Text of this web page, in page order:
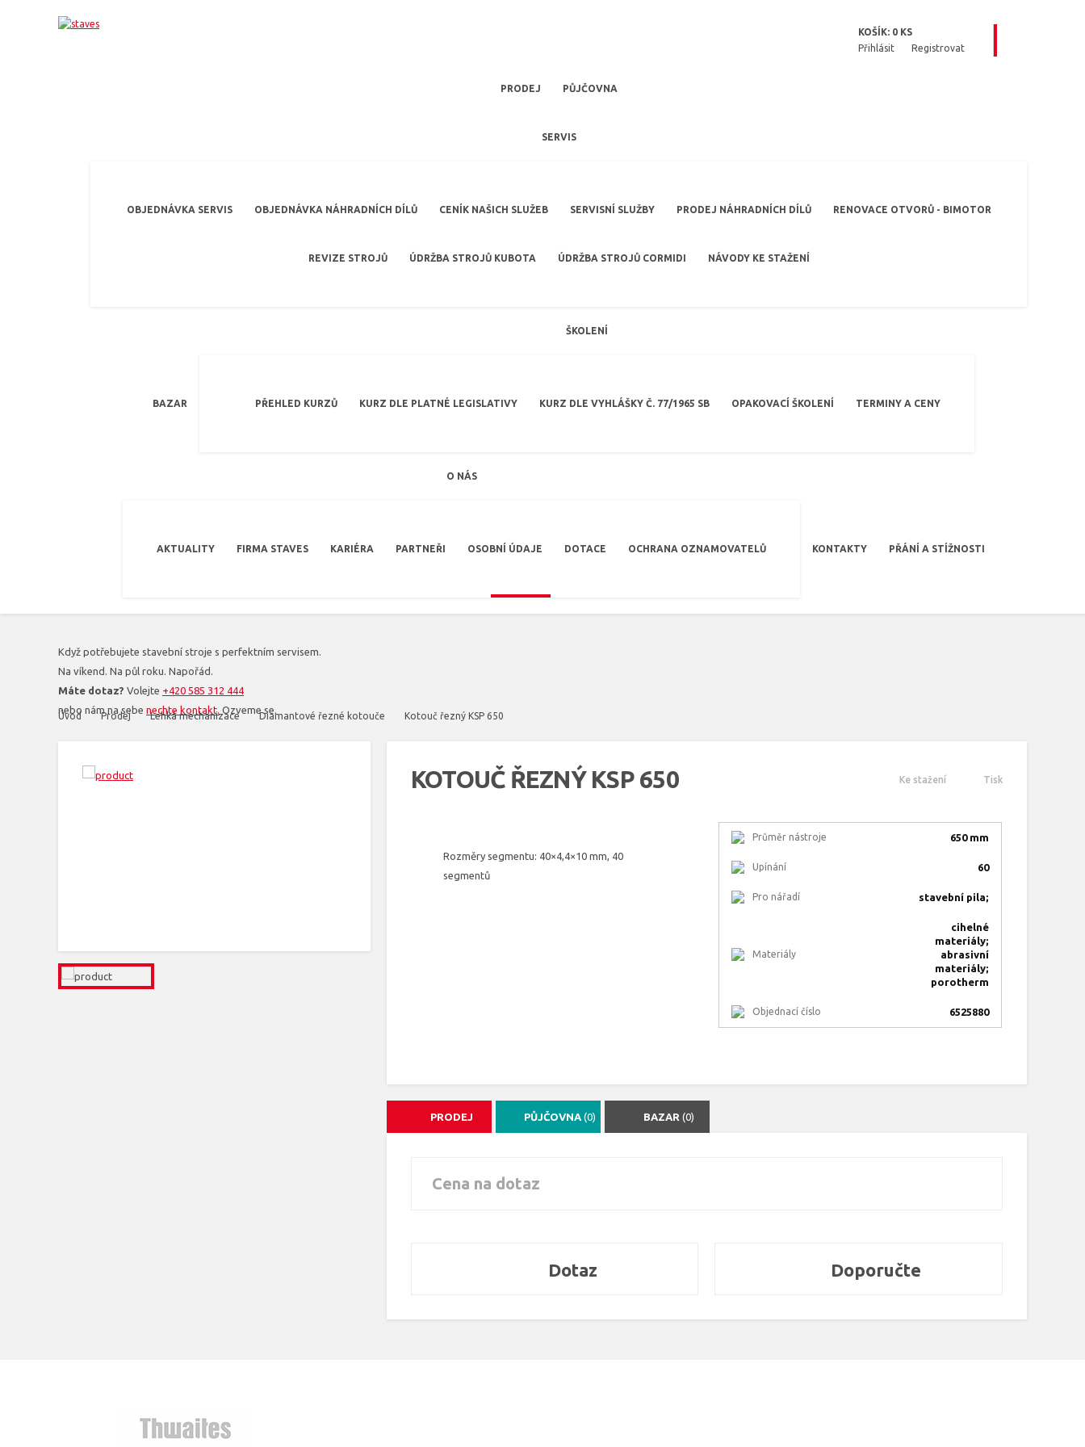
KOŠÍK: 0 KS
Přihlásit
Registrovat
PRODEJ PŮJČOVNA
SERVIS
OBJEDNÁVKA SERVIS OBJEDNÁVKA NÁHRADNÍCH DÍLŮ CENÍK NAŠICH SLUŽEB SERVISNÍ SLUŽBY PRODEJ NÁHRADNÍCH DÍLŮ RENOVACE OTVORŮ - BIMOTOR
REVIZE STROJŮ ÚDRŽBA STROJŮ KUBOTA ÚDRŽBA STROJŮ CORMIDI NÁVODY KE STAŽENÍ
BAZAR
ŠKOLENÍ
PŘEHLED KURZŮ KURZ DLE PLATNÉ LEGISLATIVY KURZ DLE VYHLÁŠKY Č. 77/1965 SB OPAKOVACÍ ŠKOLENÍ TERMINY A CENY
O NÁS
AKTUALITY FIRMA STAVES KARIÉRA PARTNEŘI OSOBNÍ ÚDAJE DOTACE OCHRANA OZNAMOVATELŮ KONTAKTY PŘÁNÍ A STÍŽNOSTI
Když potřebujete stavební stroje s perfektním servisem.
Na víkend. Na půl roku. Napořád.
Máte dotaz? Volejte +420 585 312 444
nebo nám na sebe nechte kontakt. Ozveme se.
Úvod Prodej Lehká mechanizace Diamantové řezné kotouče Kotouč řezný KSP 650
KOTOUČ ŘEZNÝ KSP 650
Rozměry segmentu: 40×4,4×10 mm, 40
segmentů
Ke stažení Tisk
Průměr nástroje 650 mm
Upínání 60
Pro nářadí stavební pila;
Materiály
cihelné
materiály;
abrasivní
materiály;
porotherm
Objednací číslo 6525880
PRODEJ PŮJČOVNA (0) BAZAR(0)
Cena na dotaz
Dotaz Doporučte